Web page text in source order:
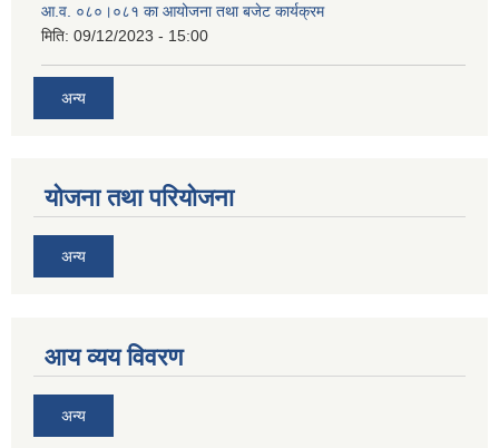
आ.व. ०८०।०८१ का आयोजना तथा बजेट कार्यक्रम
मिति: 09/12/2023 - 15:00
अन्य
योजना तथा परियोजना
अन्य
आय व्यय विवरण
अन्य